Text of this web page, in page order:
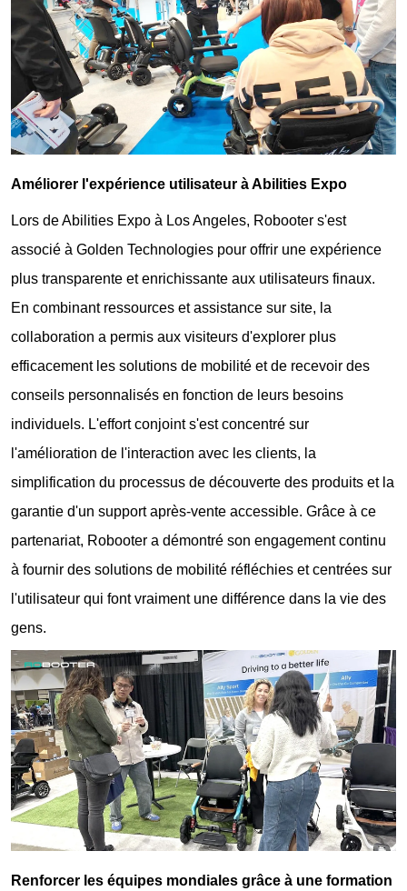
Améliorer l'expérience utilisateur à Abilities Expo
Lors de Abilities Expo à Los Angeles, Robooter s'est
associé à Golden Technologies pour offrir une expérience
plus transparente et enrichissante aux utilisateurs finaux.
En combinant ressources et assistance sur site, la
collaboration a permis aux visiteurs d'explorer plus
efficacement les solutions de mobilité et de recevoir des
conseils personnalisés en fonction de leurs besoins
individuels. L'effort conjoint s'est concentré sur
l'amélioration de l'interaction avec les clients, la
simplification du processus de découverte des produits et la
garantie d'un support après-vente accessible. Grâce à ce
partenariat, Robooter a démontré son engagement continu
à fournir des solutions de mobilité réfléchies et centrées sur
l'utilisateur qui font vraiment une différence dans la vie des
gens.
Renforcer les équipes mondiales grâce à une formation